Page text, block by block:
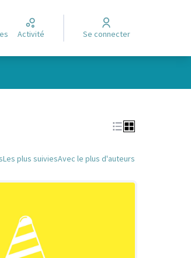
Activité Se connecter
Les plus suiviesAvec le plus d'auteurs